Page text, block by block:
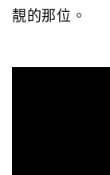
靚的那位。